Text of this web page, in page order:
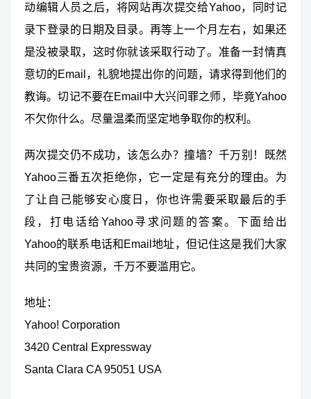
动编辑人员之后，将网站再次提交给Yahoo，同时记
录下登录的日期及目录。再等上一个月左右，如果还
是没被录取，这时你就该采取行动了。准备一封情真
意切的Email，礼貌地提出你的问题，请求得到他们的
教诲。切记不要在Email中大兴问罪之师，毕竟Yahoo
不欠你什么。尽量温柔而坚定地争取你的权利。
两次提交仍不成功，该怎么办？撞墙？千万别！既然
Yahoo三番五次拒绝你，它一定是有充分的理由。为
了让自己能够安心度日，你也许需要采取最后的手
段，打电话给Yahoo寻求问题的答案。下面给出
Yahoo的联系电话和Email地址，但记住这是我们大家
共同的宝贵资源，千万不要滥用它。
地址：
Yahoo! Corporation
3420 Central Expressway
Santa Clara CA 95051 USA